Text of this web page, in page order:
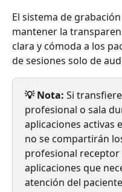
El sistema de
mantener la
clara y cómoda a los
de sesiones solo de
💡 Nota: Si
profesional o sala
aplicaciones activas
no se compartirán
profesional
aplicaciones que
atención del